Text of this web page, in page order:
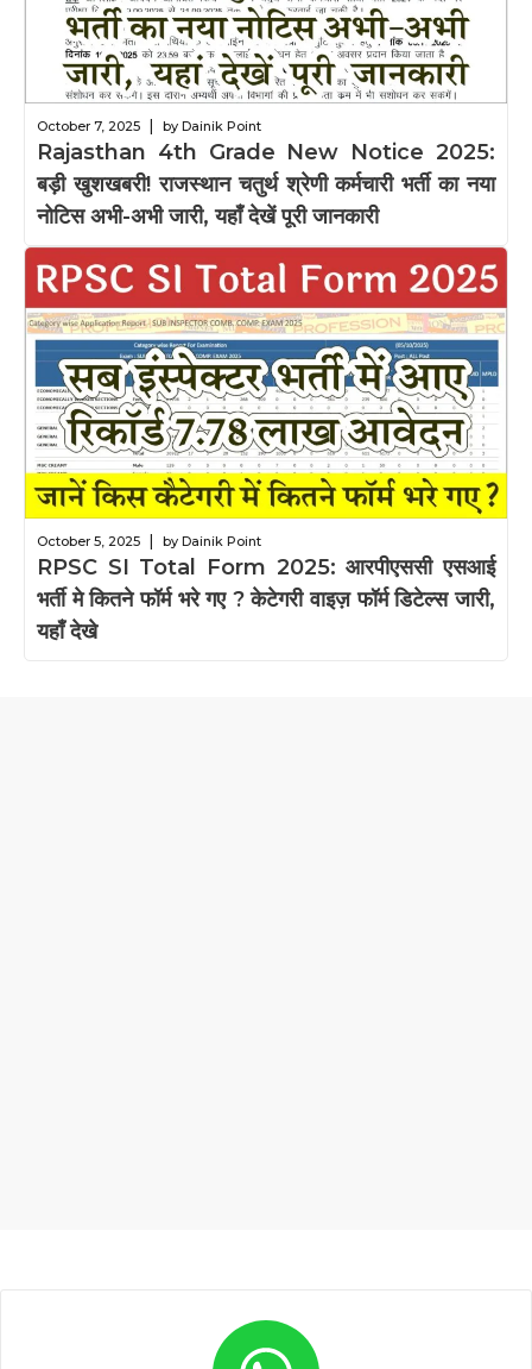
October 7, 2025 by Dainik Point
Rajasthan 4th Grade New Notice 2025:
बड़ी खुशखबरी! राजस्थान चतुर्थ श्रेणी कर्मचारी भर्ती का नया
नोटिस अभी-अभी जारी, यहाँ देखें पूरी जानकारी
October 5, 2025 by Dainik Point
RPSC SI Total Form 2025: आरपीएससी एसआई
भर्ती मे कितने फॉर्म भरे गए ? केटेगरी वाइज़ फॉर्म डिटेल्स जारी,
यहाँ देखे